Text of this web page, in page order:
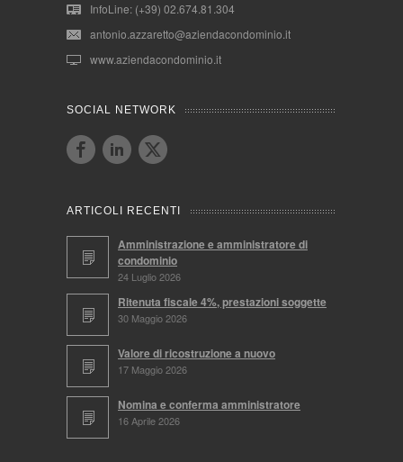
InfoLine: (+39) 02.674.81.304
antonio.azzaretto@aziendacondominio.it
www.aziendacondominio.it
SOCIAL NETWORK
ARTICOLI RECENTI
Amministrazione e amministratore di
condominio
24 Luglio 2026
Ritenuta fiscale 4%, prestazioni soggette
30 Maggio 2026
Valore di ricostruzione a nuovo
17 Maggio 2026
Nomina e conferma amministratore
16 Aprile 2026